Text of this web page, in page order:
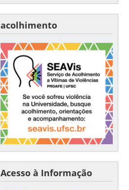
acolhimento
Acesso à Informação